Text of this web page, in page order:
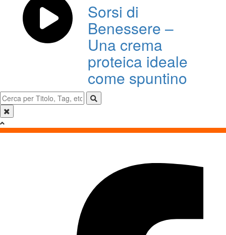
Sorsi di
Benessere –
Una crema
proteica ideale
come spuntino